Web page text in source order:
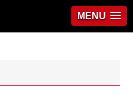
MENU